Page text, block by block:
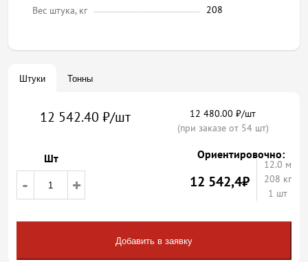
Вес штука, кг
208
Штуки Тонны
12 542.40 ₽/шт
12 480.00 ₽/шт
(при заказе от 54 шт)
Шт
- +
Ориентировочно:
12 542,4₽
12.0 м
208 кг
1 шт
Добавить в заявку